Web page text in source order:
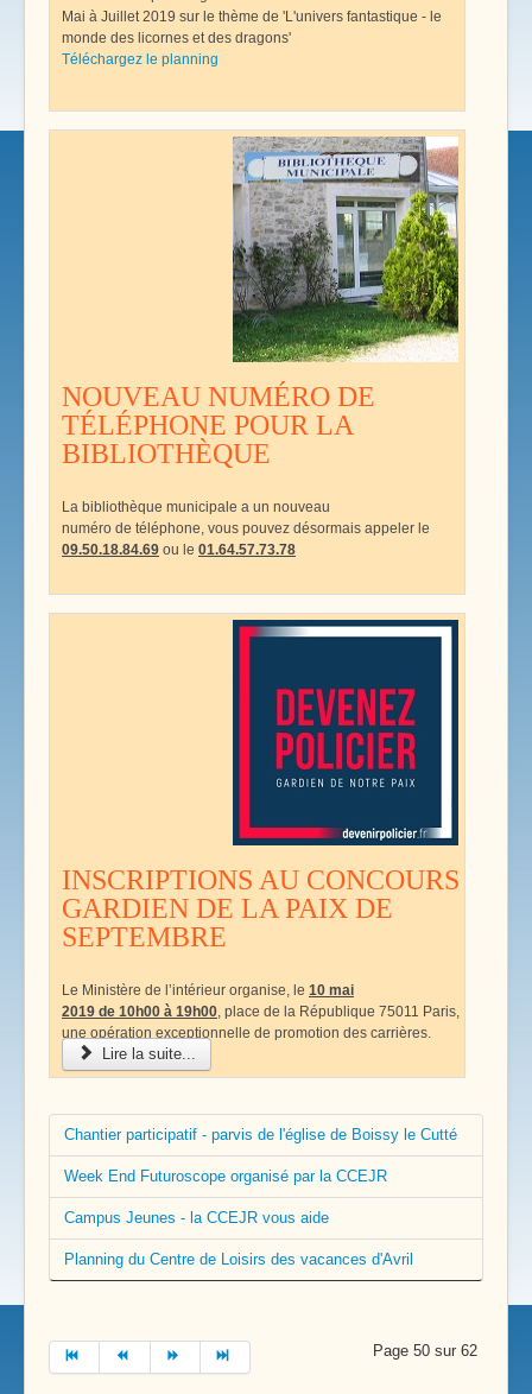
Mai à Juillet 2019 sur le thème de 'L'univers fantastique - le
monde des licornes et des dragons'
Téléchargez le planning
NOUVEAU NUMÉRO DE
TÉLÉPHONE POUR LA
BIBLIOTHÈQUE
La bibliothèque municipale a un nouveau
numéro de téléphone, vous pouvez désormais appeler le
09.50.18.84.69 ou le 01.64.57.73.78
INSCRIPTIONS AU CONCOURS
GARDIEN DE LA PAIX DE
SEPTEMBRE
Le Ministère de l’intérieur organise, le 10 mai
2019 de 10h00 à 19h00 , place de la République 75011 Paris,
une opération exceptionnelle de promotion des carrières.
Lire la suite...
Chantier participatif - parvis de l'église de Boissy le Cutté
Week End Futuroscope organisé par la CCEJR
Campus Jeunes - la CCEJR vous aide
Planning du Centre de Loisirs des vacances d'Avril
Page 50 sur 62